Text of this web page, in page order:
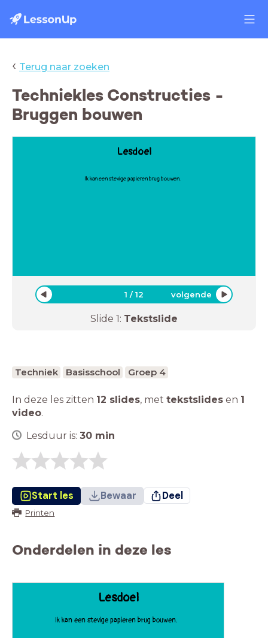
‹ Terug naar zoeken
Techniekles Constructies -
Bruggen bouwen
Lesdoel
Ik kan een stevige papieren brug bouwen.
1 /12 volgende
Slide 1: Tekstslide
Techniek Basisschool Groep 4
In deze les zitten 12 slides, met tekstslides en 1
video.
Lesduur is: 30 min
Start les Bewaar Deel
Printen
Onderdelen in deze les
Lesdoel
Ik kan een stevige papieren brug bouwen.